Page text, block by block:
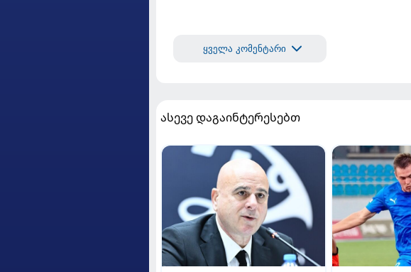
ყველა კომენტარი
ასევე დაგაინტერესებთ